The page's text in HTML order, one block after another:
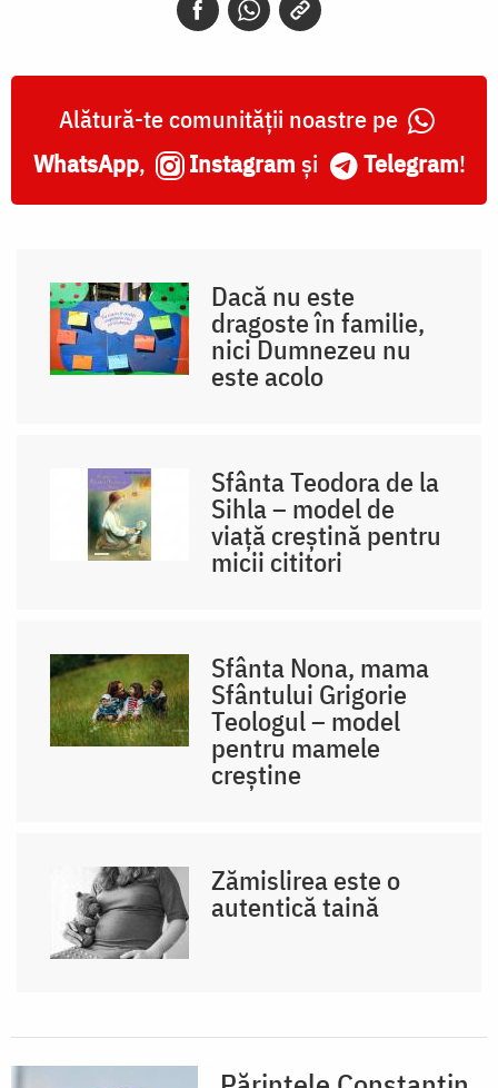
Alătură-te comunității noastre pe
WhatsApp, Instagram și Telegram!
Dacă nu este
dragoste în familie,
nici Dumnezeu nu
este acolo
Sfânta Teodora de la
Sihla – model de
viaţă creştină pentru
micii cititori
Sfânta Nona, mama
Sfântului Grigorie
Teologul – model
pentru mamele
creștine
Zămislirea este o
autentică taină